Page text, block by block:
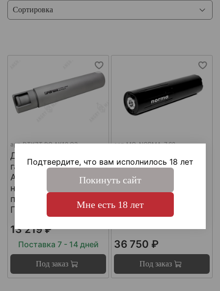
арт.DTKZT PG АК12 G3
ДТКП
газоразгруженный на
АК12 G3 (с
несъемным
пламегасителем) ,
Пафган / PufGun
13 219 ₽
Поставка 7 - 14 дней
Под заказ
арт.MG-NORMA-7.62
газоразгруженный
"NORMA" на
карабины, калибр
30-06, Matilda MG
36 750 ₽
Под заказ
Подтвердите, что вам исполнилось 18 лет
Покинуть сайт
Мне есть 18 лет